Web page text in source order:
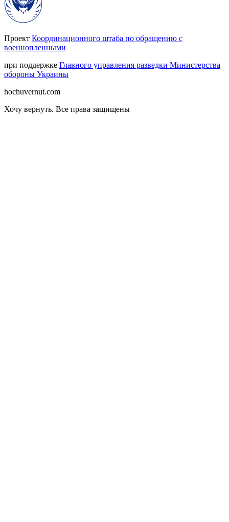
Проект Координационного штаба по обращению с
военнопленными
при поддержке Главного управления разведки Министерства
обороны Украины
hochuvernut.com
Хочу вернуть. Все права защищены